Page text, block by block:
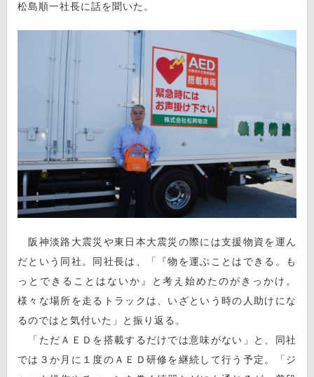
松島順一社長に話を聞いた。
阪神淡路大震災や東日本大震災の際には支援物資を運ん
だという同社。同社長は、「『物を運ぶことはできる。も
っとできることはないか』と考え始めたのがきっかけ。
様々な場所を走るトラックは、いざという時の人助けにな
るのではと気付いた」と振り返る。
「ただＡＥＤを搭載するだけでは意味がない」と、同社
では３か月に１度のＡＥＤ研修を継続して行う予定。「ジ